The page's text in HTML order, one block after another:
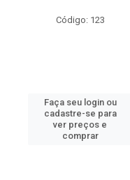
Código: 123
Faça seu login ou
cadastre-se para
ver preços e
comprar